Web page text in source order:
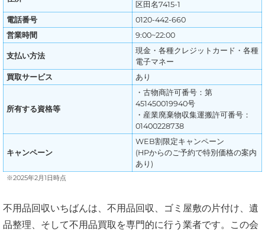
区田名7415-1
電話番号
0120-442-660
営業時間
9:00~22:00
支払い方法
現金・各種クレジットカード・各種
電子マネー
買取サービス
あり
所有する資格等
・古物商許可番号：第
451450019940号
・産業廃棄物収集運搬許可番号：
01400228738
キャンペーン
WEB割限定キャンペーン
(HPからのご予約で特別価格の案内
あり)
※2025年2月1日時点
不用品回収いちばんは、不用品回収、ゴミ屋敷の片付け、遺
品整理、そして不用品買取を専門的に行う業者です。この会